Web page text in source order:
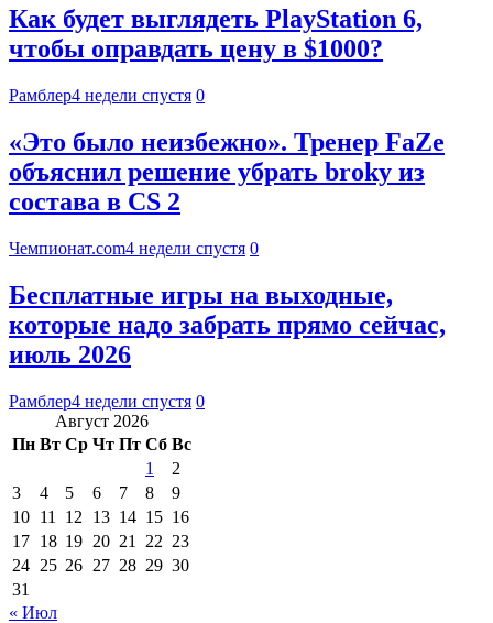
Как будет выглядеть PlayStation 6,
чтобы оправдать цену в $1000?
Рамблер4 недели спустя 0
«Это было неизбежно». Тренер FaZe
объяснил решение убрать broky из
состава в CS 2
Чемпионат.com4 недели спустя 0
Бесплатные игры на выходные,
которые надо забрать прямо сейчас,
июль 2026
Рамблер4 недели спустя 0
Август 2026
Пн Вт Ср Чт Пт Сб Вс
1
2
3
4 5 6 7 8
9
10 11 12 13 14 15 16
17 18 19 20 21 22 23
24 25 26 27 28 29 30
31
« Июл